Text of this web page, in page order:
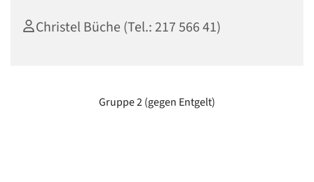
Christel Büche (Tel.: 217 566 41)
Gruppe 2 (gegen Entgelt)